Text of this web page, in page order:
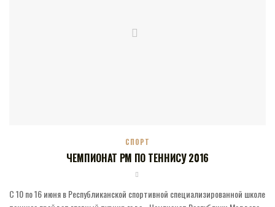
СПОРТ
ЧЕМПИОНАТ РМ ПО ТЕННИСУ 2016
С 10 по 16 июня в Республиканской спортивной специализированной школе